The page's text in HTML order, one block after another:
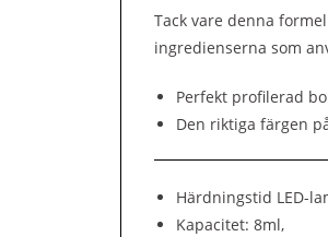
Tack vare denna
ingredienserna som
Perfekt profilerad
Den riktiga färgen
Härdningstid LED-
Kapacitet: 8ml,